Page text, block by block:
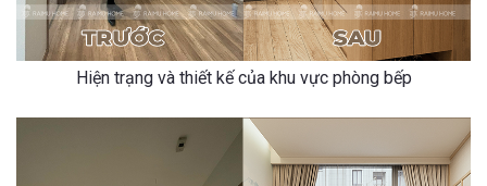
Hiện trạng và thiết kế của khu vực phòng bếp